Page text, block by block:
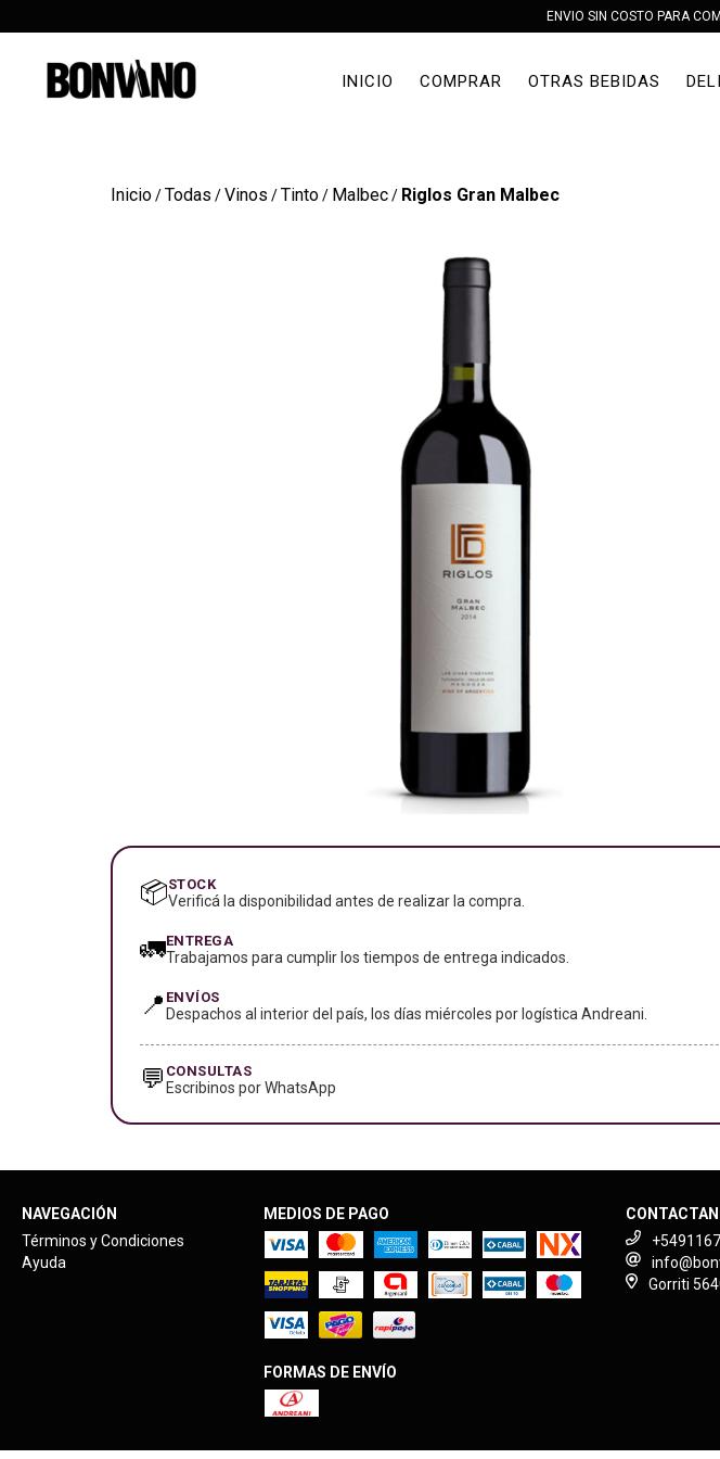
ENVIO SIN COSTO PARA
INICIO COMPRAR OTRAS BEBIDAS
Inicio/Todas /Vinos /Tinto/ Malbec/ Riglos Gran Malbec
📦STOCK
Verificá la disponibilidad antes de realizar la compra.
🚛ENTREGA
Trabajamos para cumplir los tiempos de entrega indicados.
📍 ENVÍOS
Despachos al interior del país, los días miércoles por logística Andreani.
💬 CONSULTAS
Escribinos por WhatsApp
NAVEGACIÓN
Términos y Condiciones
Ayuda
MEDIOS DE PAGO
FORMAS DE ENVÍO
Gorriti